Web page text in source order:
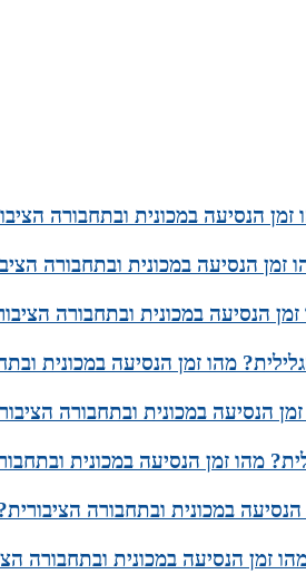
הנסיעה במכונית ובתחבורה
הנסיעה במכונית ובתחבורה
הנסיעה במכונית ובתחבורה
מהו זמן הנסיעה במכונית
הנסיעה במכונית ובתחבורה
מהו זמן הנסיעה במכונית
במכונית ובתחבורה
זמן הנסיעה במכונית ובתחבורה